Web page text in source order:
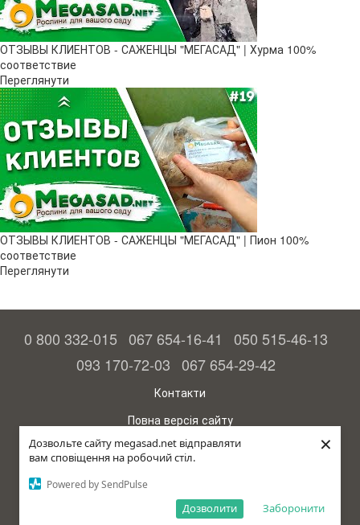
Дозвольте сайту megasad.net відправляти
вам сповіщення на робочий стіл.
Powered by SendPulse
Заборонити
Дозволити
×
ОТЗЫВЫ КЛИЕНТОВ - САЖЕНЦЫ "МЕГАСАД" | Хурма 100%
соответствие
Переглянути
ОТЗЫВЫ КЛИЕНТОВ - САЖЕНЦЫ "МЕГАСАД" | Пион 100%
соответствие
Переглянути
0 800 332-015 067 654-16-41
050 515-46-13
093 170-72-03 067 654-29-42
Контакти
Повна версія сайту
© 2015—2026
Megasad – гарантія високого врожаю
рус (країна-терорист)